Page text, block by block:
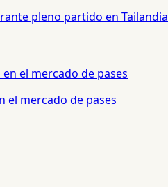
pleno partido en Tailandia
el mercado de pases